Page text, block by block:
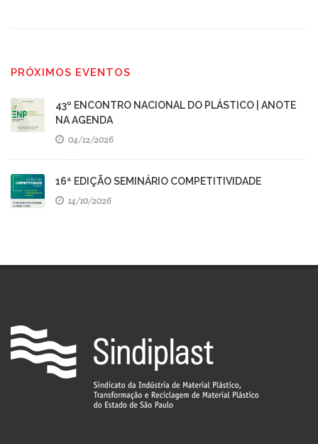
PRÓXIMOS EVENTOS
43º ENCONTRO NACIONAL DO PLÁSTICO | ANOTE
NA AGENDA
04/12/2026
16ª EDIÇÃO SEMINÁRIO COMPETITIVIDADE
14/10/2026